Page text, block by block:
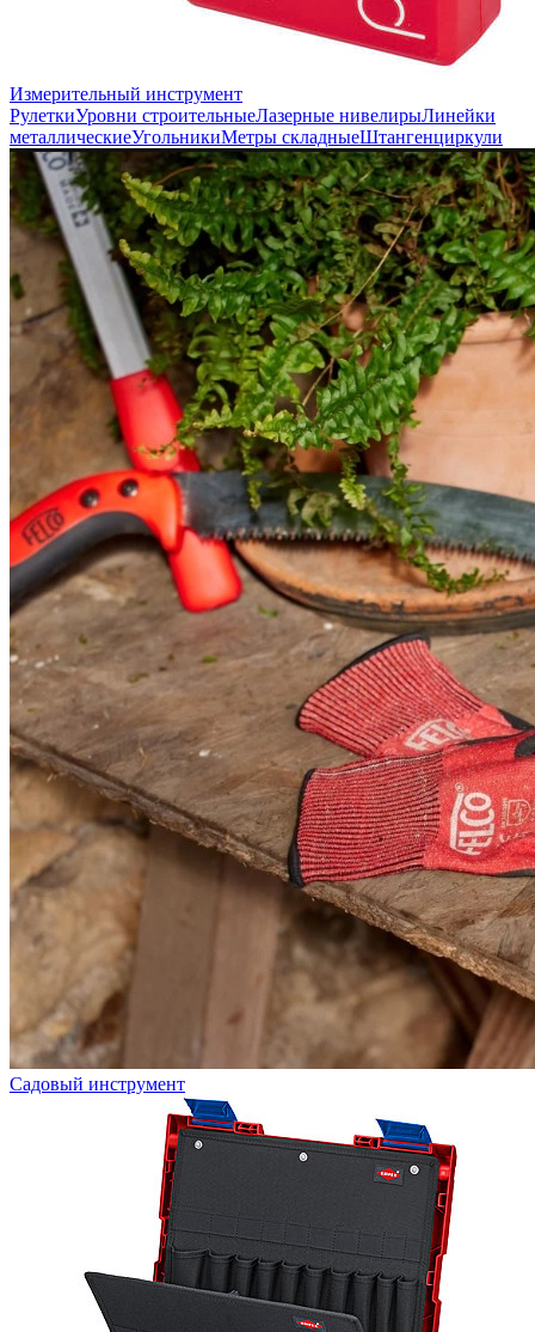
Измерительный инструмент
РулеткиУровни строительныеЛазерные нивелирыЛинейки
металлическиеУгольникиМетры складныеШтангенциркули
Садовый инструмент